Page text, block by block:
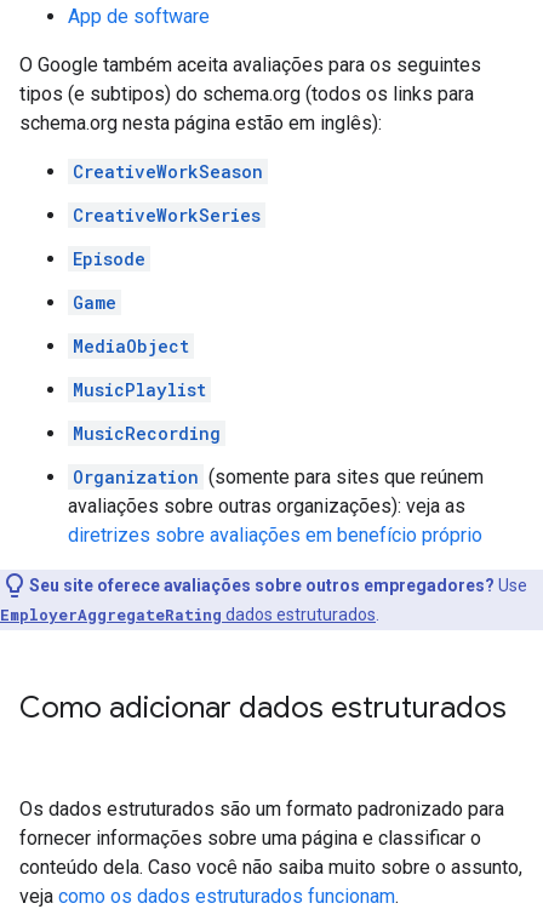
App de software
O Google também aceita avaliações para os seguintes
tipos (e subtipos) do schema.org (todos os links para
schema.org nesta página estão em inglês):
CreativeWorkSeason
CreativeWorkSeries
Episode
Game
MediaObject
MusicPlaylist
MusicRecording
Organization (somente para sites que reúnem
avaliações sobre outras organizações): veja as
diretrizes sobre avaliações em benefício próprio
Seu site oferece avaliações sobre outros empregadores? Use
EmployerAggregateRating dados estruturados
Como adicionar dados estruturados
Os dados estruturados são um formato padronizado para
fornecer informações sobre uma página e classificar o
conteúdo dela. Caso você não saiba muito sobre o assunto,
veja como os dados estruturados funcionam.